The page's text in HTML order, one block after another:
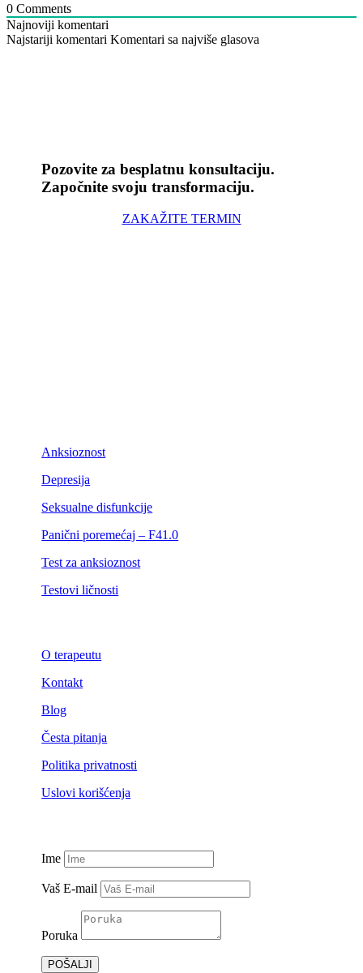
0 Comments
Najnoviji komentari
Najstariji komentari Komentari sa najviše glasova
Pozovite za besplatnu konsultaciju.
Započnite svoju transformaciju.
ZAKAŽITE TERMIN
Anksioznost
Depresija
Seksualne disfunkcije
Panični poremećaj – F41.0
Test za anksioznost
Testovi ličnosti
O terapeutu
Kontakt
Blog
Česta pitanja
Politika privatnosti
Uslovi korišćenja
Ime
Vaš E-mail
Poruka
POŠALJI